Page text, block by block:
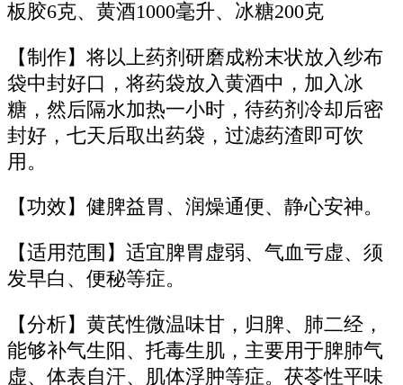
板胶6克、黄酒1000毫升、冰糖200克
【制作】将以上药剂研磨成粉末状放入纱布
袋中封好口，将药袋放入黄酒中，加入冰
糖，然后隔水加热一小时，待药剂冷却后密
封好，七天后取出药袋，过滤药渣即可饮
用。
【功效】健脾益胃、润燥通便、静心安神。
【适用范围】适宜脾胃虚弱、气血亏虚、须
发早白、便秘等症。
【分析】黄芪性微温味甘，归脾、肺二经，
能够补气生阳、托毒生肌，主要用于脾肺气
虚、体表自汗、肌体浮肿等症。茯苓性平味